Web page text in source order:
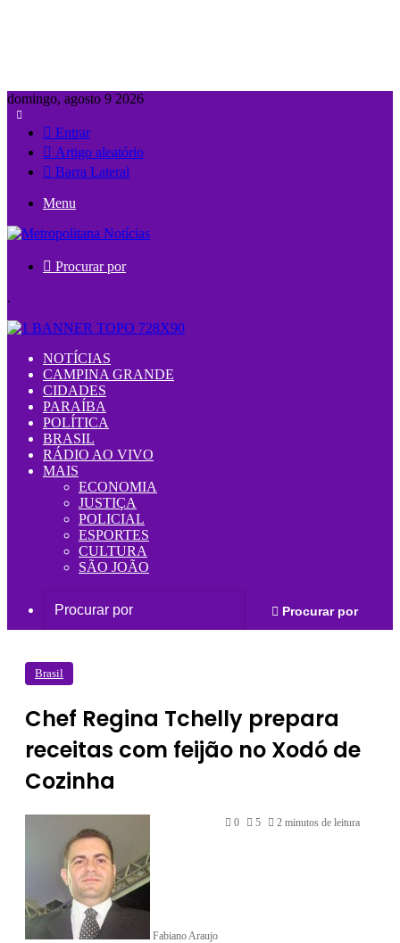
domingo, agosto 9 2026
Entrar
Artigo aleatório
Barra Lateral
Menu
Procurar por
.
NOTÍCIAS
CAMPINA GRANDE
CIDADES
PARAÍBA
POLÍTICA
BRASIL
RÁDIO AO VIVO
MAIS
ECONOMIA
JUSTIÇA
POLICIAL
ESPORTES
CULTURA
SÃO JOÃO
Procurar por
Brasil
Chef Regina Tchelly prepara
receitas com feijão no Xodó de
Cozinha
Fabiano Araujo
0 5 2 minutos de leitura